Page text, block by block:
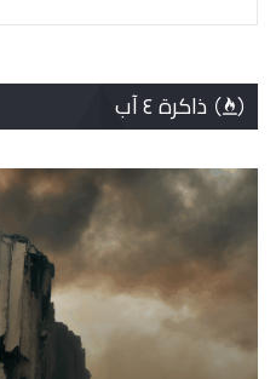
ذاكرة ٤ آب